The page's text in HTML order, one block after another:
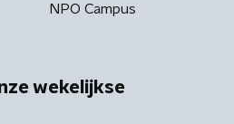
NPO Campus
wekelijkse